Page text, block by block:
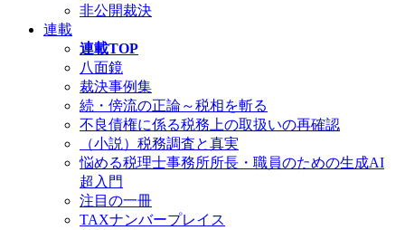
非公開裁決
連載
連載TOP
八面鏡
裁決事例集
続・傍流の正論～税相を斬る
不良債権に係る税務上の取扱いの再確認
（小説）税務調査と真実
悩める税理士事務所所長・職員のための生成AI
超入門
注目の一冊
TAXナンバープレイス